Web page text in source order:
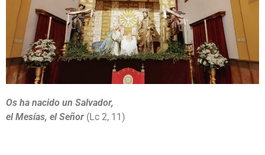
Os ha nacido un Salvador,
el Mesías, el Señor (Lc 2, 11)